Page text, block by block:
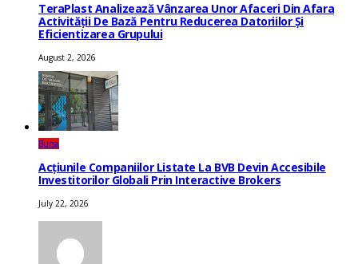
TeraPlast Analizează Vânzarea Unor Afaceri Din Afara
Activității De Bază Pentru Reducerea Datoriilor Și
Eficientizarea Grupului
August 2, 2026
Bursa
Acțiunile Companiilor Listate La BVB Devin Accesibile
Investitorilor Globali Prin Interactive Brokers
July 22, 2026